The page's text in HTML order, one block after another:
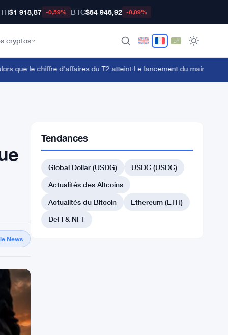
$1 918,87 -0,59% BTC$64 946,92 -0,09%
cryptos
le chiffre d'affaires du T2 atteint·Le lancement du mainnet Fuel
News
Tendances
Global Dollar (USDG)
USDC (USDC)
Actualités des Altcoins
Actualités du Bitcoin
Ethereum (ETH)
DeFi & NFT